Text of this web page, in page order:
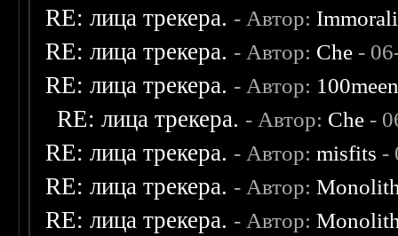
RE: лица трекера. - Автор:
RE: лица трекера. - Автор: Che -
RE: лица трекера. - Автор:
RE: лица трекера. - Автор: Che -
RE: лица трекера. - Автор:misfits -
RE: лица трекера. - Автор:
RE: лица трекера. - Автор: